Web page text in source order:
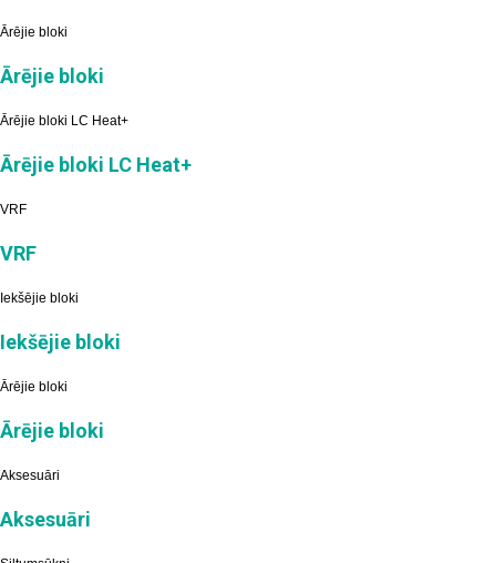
Ārējie bloki
Ārējie bloki
Ārējie bloki LC Heat+
Ārējie bloki LC Heat+
VRF
VRF
Iekšējie bloki
Iekšējie bloki
Ārējie bloki
Ārējie bloki
Aksesuāri
Aksesuāri